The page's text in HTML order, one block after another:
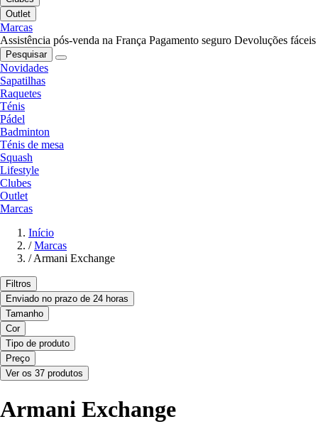
Outlet
Marcas
Assistência pós-venda na França Pagamento seguro Devoluções fáceis
Pesquisar
Novidades
Sapatilhas
Raquetes
Ténis
Pádel
Badminton
Ténis de mesa
Squash
Lifestyle
Clubes
Outlet
Marcas
Início
/ Marcas
/ Armani Exchange
Filtros
Enviado no prazo de 24 horas
Tamanho
Cor
Tipo de produto
Preço
Ver os 37 produtos
Armani Exchange